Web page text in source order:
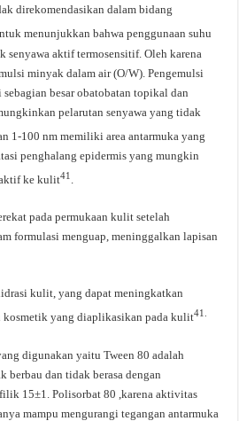
direkomendasikan dalam bidang
menunjukkan bahwa penggunaan suhu
senyawa aktif termosensitif. Oleh karena
minyak dalam air (O/W). Pengemulsi
besar obatobatan topikal dan
pelarutan senyawa yang tidak
1-100 nm memiliki area antarmuka yang
penghalang epidermis yang mungkin
aktif ke kulit41 .
pada permukaan kulit setelah
formulasi menguap, meninggalkan lapisan
kulit, yang dapat meningkatkan
kosmetik yang diaplikasikan pada kulit41.
digunakan yaitu Tween 80 adalah
dan tidak berasa dengan
15±1. Polisorbat 80 ,karena aktivitas
mampu mengurangi tegangan antarmuka